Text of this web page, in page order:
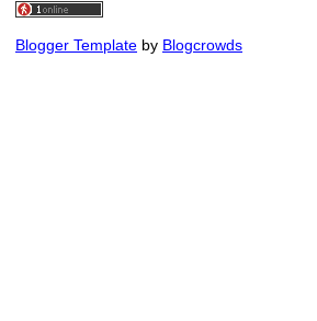
Blogger Template by Blogcrowds